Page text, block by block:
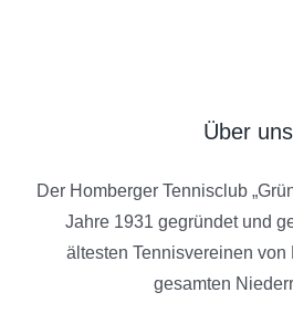
Über uns
Der Homberger Tennisclub
Jahre 1931 gegründet und
ältesten Tennisvereinen von
gesamten